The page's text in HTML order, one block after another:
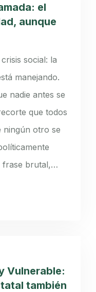
el
aunque
social: la
manejando.
nadie antes se
que todos
ningún otro se
frase brutal,…
Vulnerable:
también